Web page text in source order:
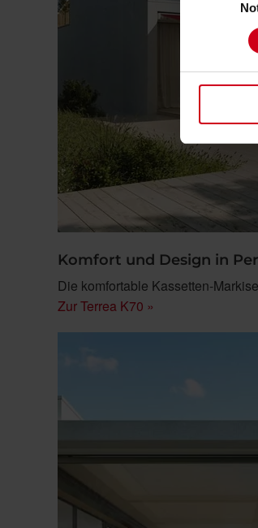
Komfort und Design in
Die komfortable Kassetten-
Zur Terrea K70 »